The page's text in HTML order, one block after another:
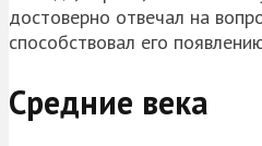
достоверно отвечал на
способствовал его
Средние века